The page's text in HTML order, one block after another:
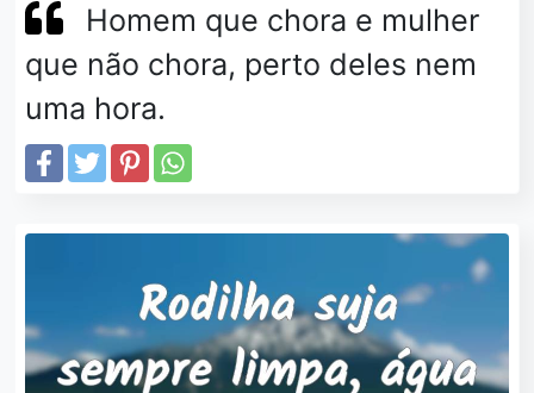
Homem que chora e mulher
que não chora, perto deles nem
uma hora.